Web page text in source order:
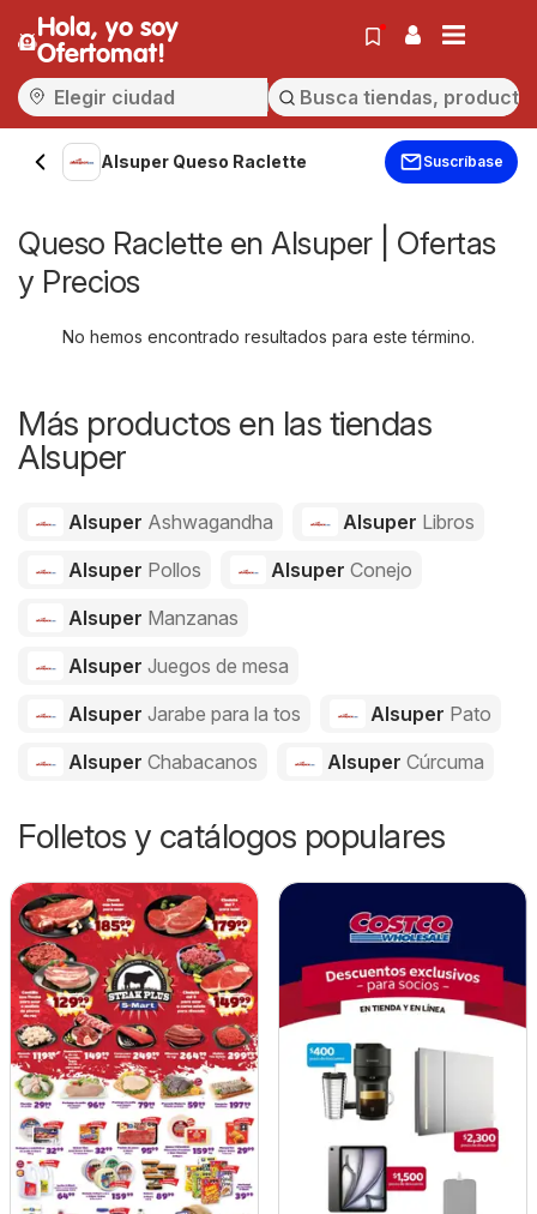
Hola, yo soy
Ofertomat!
Alsuper Queso Raclette Suscríbase
Queso Raclette en Alsuper | Ofertas
y Precios
No hemos encontrado resultados para este término.
Más productos en las tiendas
Alsuper
Alsuper Ashwagandha Alsuper Libros
Alsuper Pollos Alsuper Conejo
Alsuper Manzanas
Alsuper Juegos de mesa
Alsuper Jarabe para la tos Alsuper Pato
Alsuper Chabacanos Alsuper Cúrcuma
Folletos y catálogos populares